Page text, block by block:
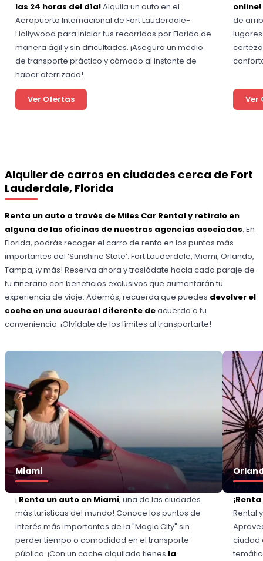
las 24 horas del día!Alquila un auto en el
Aeropuerto Internacional de Fort Lauderdale-
Hollywood para iniciar tus recorridos por Florida de
manera ágil y sin dificultades. ¡Asegura un medio
de transporte práctico y cómodo al instante de
haber aterrizado!
Ver Ofertas
online!
de
Ver
Alquiler de carros en ciudades cerca de Fort
Lauderdale, Florida
Renta un auto a través de Miles Car Rental y retíralo en
alguna de las oficinas de nuestras agencias asociadas. En
Florida, podrás recoger el carro de renta en los puntos más
importantes del ‘Sunshine State’: Fort Lauderdale, Miami, Orlando,
Tampa, ¡y más! Reserva ahora y trasládate hacia cada paraje de
tu itinerario con beneficios exclusivos que aumentarán tu
experiencia de viaje. Además, recuerda que puedes devolver el
coche en una sucursal diferente deacuerdo a tu
conveniencia. ¡Olvídate de los límites al transportarte!
Miami
¡ Renta un auto en Miami, una de las ciudades
más turísticas del mundo! Conoce los puntos de
interés más importantes de la "Magic City" sin
perder tiempo o comodidad en el transporte
público. ¡Con un coche alquilado tienes la
Rental
ciudad